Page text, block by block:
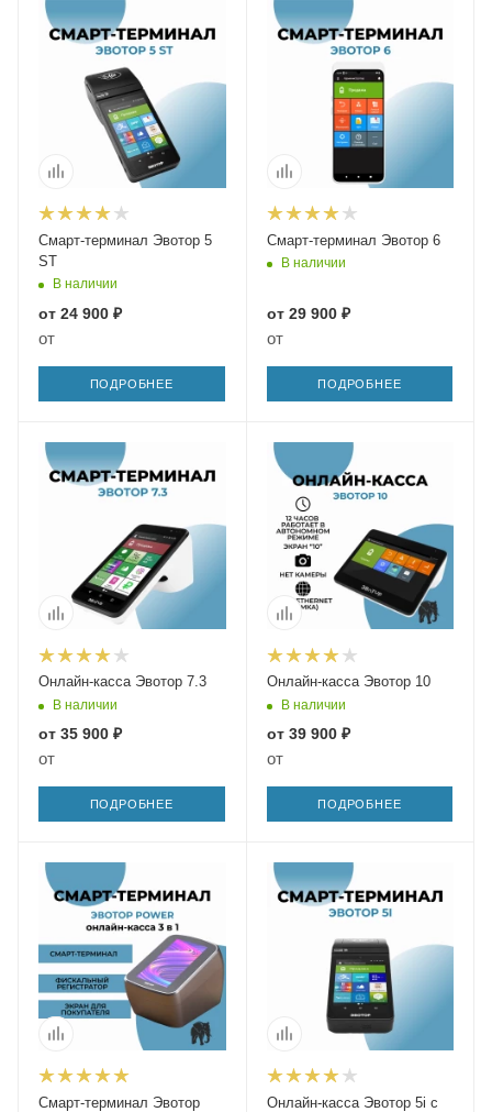
Смарт-терминал Эвотор 5
ST
В наличии
от 24 900 ₽
от
ПОДРОБНЕЕ
Смарт-терминал Эвотор 6
В наличии
от 29 900 ₽
от
ПОДРОБНЕЕ
Онлайн-касса Эвотор 7.3
В наличии
от 35 900 ₽
от
ПОДРОБНЕЕ
Онлайн-касса Эвотор 10
В наличии
от 39 900 ₽
от
ПОДРОБНЕЕ
Смарт-терминал Эвотор
Онлайн-касса Эвотор 5i с